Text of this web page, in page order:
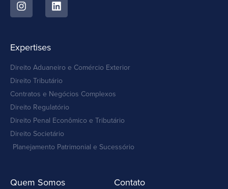
Expertises
Direito Aduaneiro e Comércio Exterior
Direito Tributário
Contratos e Negócios Complexos
Direito Regulatório
Direito Penal Econômico e Tributário
Direito Societário
Planejamento Patrimonial e Sucessório
Quem Somos Contato